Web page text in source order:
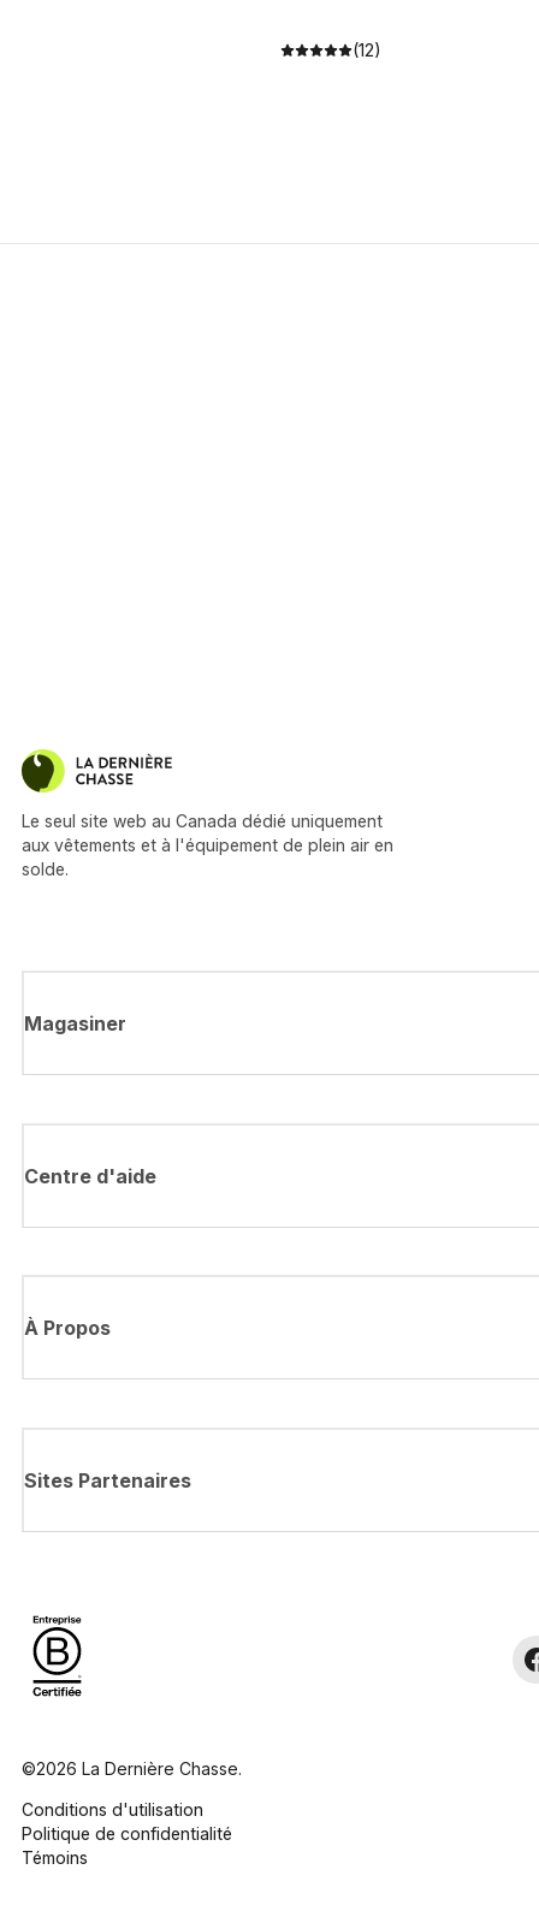
(12)
Le seul site web au Canada dédié uniquement
aux vêtements et à l'équipement de plein air en
solde.
Magasiner
Centre d'aide
À Propos
Sites Partenaires
©2026 La Dernière Chasse.
Conditions d'utilisation
Politique de confidentialité
Témoins